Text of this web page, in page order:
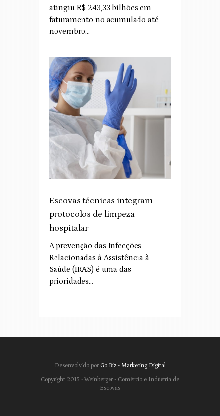
atingiu R$ 243,33 bilhões em
faturamento no acumulado até
novembro…
Escovas técnicas integram
protocolos de limpeza
hospitalar
A prevenção das Infecções
Relacionadas à Assistência à
Saúde (IRAS) é uma das
prioridades…
Desenvolvido por Go Biz - Marketing Digital
Copyright 2015 - Weinberger - Comércio e Indústria de
Escovas